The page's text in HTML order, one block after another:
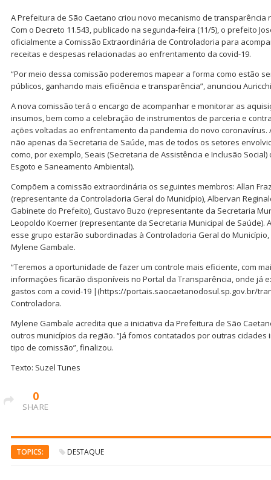
A Prefeitura de São Caetano criou novo mecanismo de transparência
Com o Decreto 11.543, publicado na segunda-feira (11/5), o prefeito
oficialmente a Comissão Extraordinária de Controladoria para
receitas e despesas relacionadas ao enfrentamento da covid-19.
“Por meio dessa comissão poderemos mapear a forma como estão
públicos, ganhando mais eficiência e transparência”, anunciou
A nova comissão terá o encargo de acompanhar e monitorar as
insumos, bem como a celebração de instrumentos de parceria e
ações voltadas ao enfrentamento da pandemia do novo coronavírus.
não apenas da Secretaria de Saúde, mas de todos os setores
como, por exemplo, Seais (Secretaria de Assistência e Inclusão Social)
Esgoto e Saneamento Ambiental).
Compõem a comissão extraordinária os seguintes membros: Allan
(representante da Controladoria Geral do Município), Albervan
Gabinete do Prefeito), Gustavo Buzo (representante da Secretaria
Leopoldo Koerner (representante da Secretaria Municipal de Saúde).
esse grupo estarão subordinadas à Controladoria Geral do
Mylene Gambale.
“Teremos a oportunidade de fazer um controle mais eficiente, com
informações ficarão disponíveis no Portal da Transparência, onde já
gastos com a covid-19 |(https://portais.saocaetanodosul.sp.gov.br/
Controladora.
Mylene Gambale acredita que a iniciativa da Prefeitura de São
outros municípios da região. “Já fomos contatados por outras
tipo de comissão”, finalizou.
Texto: Suzel Tunes
0
SHARE
TOPICS: DESTAQUE